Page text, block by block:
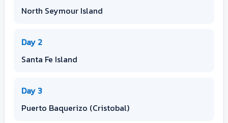
North Seymour Island
Day 2
Santa Fe Island
Day 3
Puerto Baquerizo (Cristobal)